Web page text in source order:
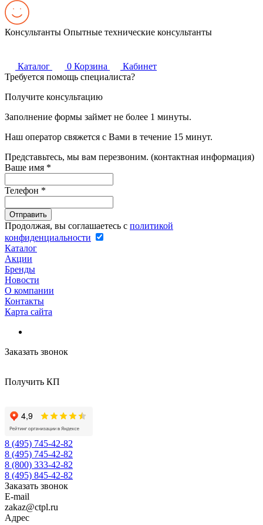
Консультанты Опытные технические консультанты
Каталог 0 Корзина
Кабинет
Требуется помощь специалиста?
Получите консультацию
Заполнение формы займет не более 1 минуты.
Наш оператор свяжется с Вами в течение 15 минут.
Представьтесь, мы вам перезвоним. (контактная информация)
Ваше имя *
Телефон *
Продолжая, вы соглашаетесь с политикой
конфиденциальности
Каталог
Акции
Бренды
Новости
О компании
Контакты
Карта сайта
Заказать звонок
Получить КП
8 (495) 745-42-82
8 (495) 745-42-82
8 (800) 333-42-82
8 (495) 845-42-82
Заказать звонок
E-mail
zakaz@ctpl.ru
Адрес